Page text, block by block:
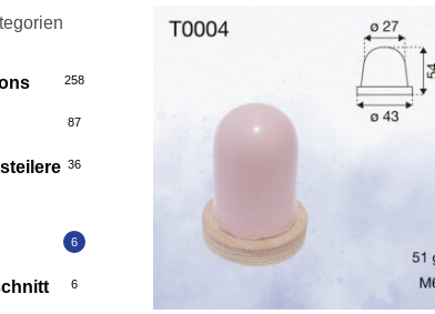
258
87
36
6
6